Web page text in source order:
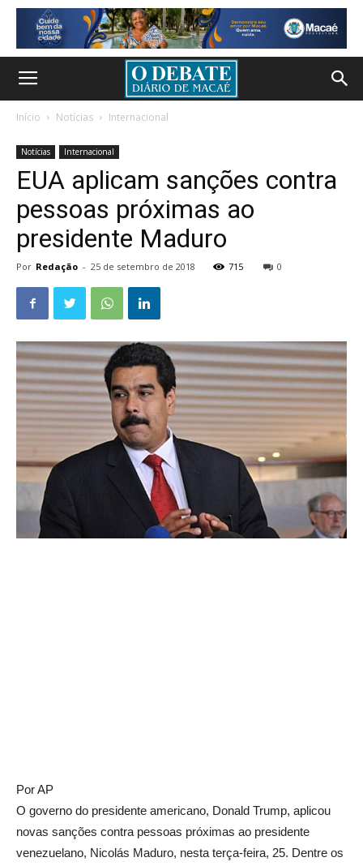
Início Notícias Internacional
Notícias Internacional
EUA aplicam sanções contra
pessoas próximas ao
presidente Maduro
Por Redação - 25 de setembro de 2018 715 0
Por AP
O governo do presidente americano, Donald Trump, aplicou
novas sanções contra pessoas próximas ao presidente
venezuelano, Nicolás Maduro, nesta terça-feira, 25. Dentre os